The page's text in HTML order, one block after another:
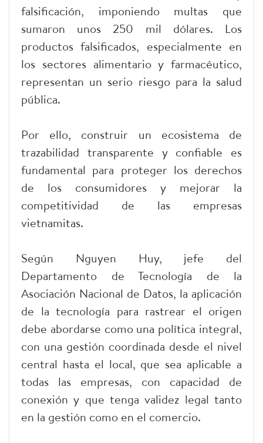
falsificación, imponiendo multas que
sumaron unos 250 mil dólares. Los
productos falsificados, especialmente en
los sectores alimentario y farmacéutico,
representan un serio riesgo para la salud
pública.
Por ello, construir un ecosistema de
trazabilidad transparente y confiable es
fundamental para proteger los derechos
de los consumidores y mejorar la
competitividad de las empresas
vietnamitas.
Según Nguyen Huy, jefe del
Departamento de Tecnología de la
Asociación Nacional de Datos, la aplicación
de la tecnología para rastrear el origen
debe abordarse como una política integral,
con una gestión coordinada desde el nivel
central hasta el local, que sea aplicable a
todas las empresas, con capacidad de
conexión y que tenga validez legal tanto
en la gestión como en el comercio.